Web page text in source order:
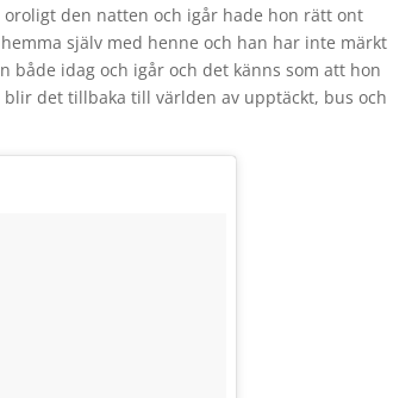
den natten och igår hade hon rätt ont
själv med henne och han har inte märkt
både idag och igår och det känns som att hon
det tillbaka till världen av upptäckt, bus och